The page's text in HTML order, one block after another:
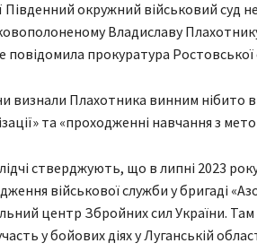
Південний окружний військовий суд
Владиславу
повідомила прокуратура Ростовської
визнали Плахотника винним нібито в
та «проходженні навчання з
стверджують, що в липні 2023
військової служби у бригаді
центр Збройних сил України.
у бойових діях у Луганській